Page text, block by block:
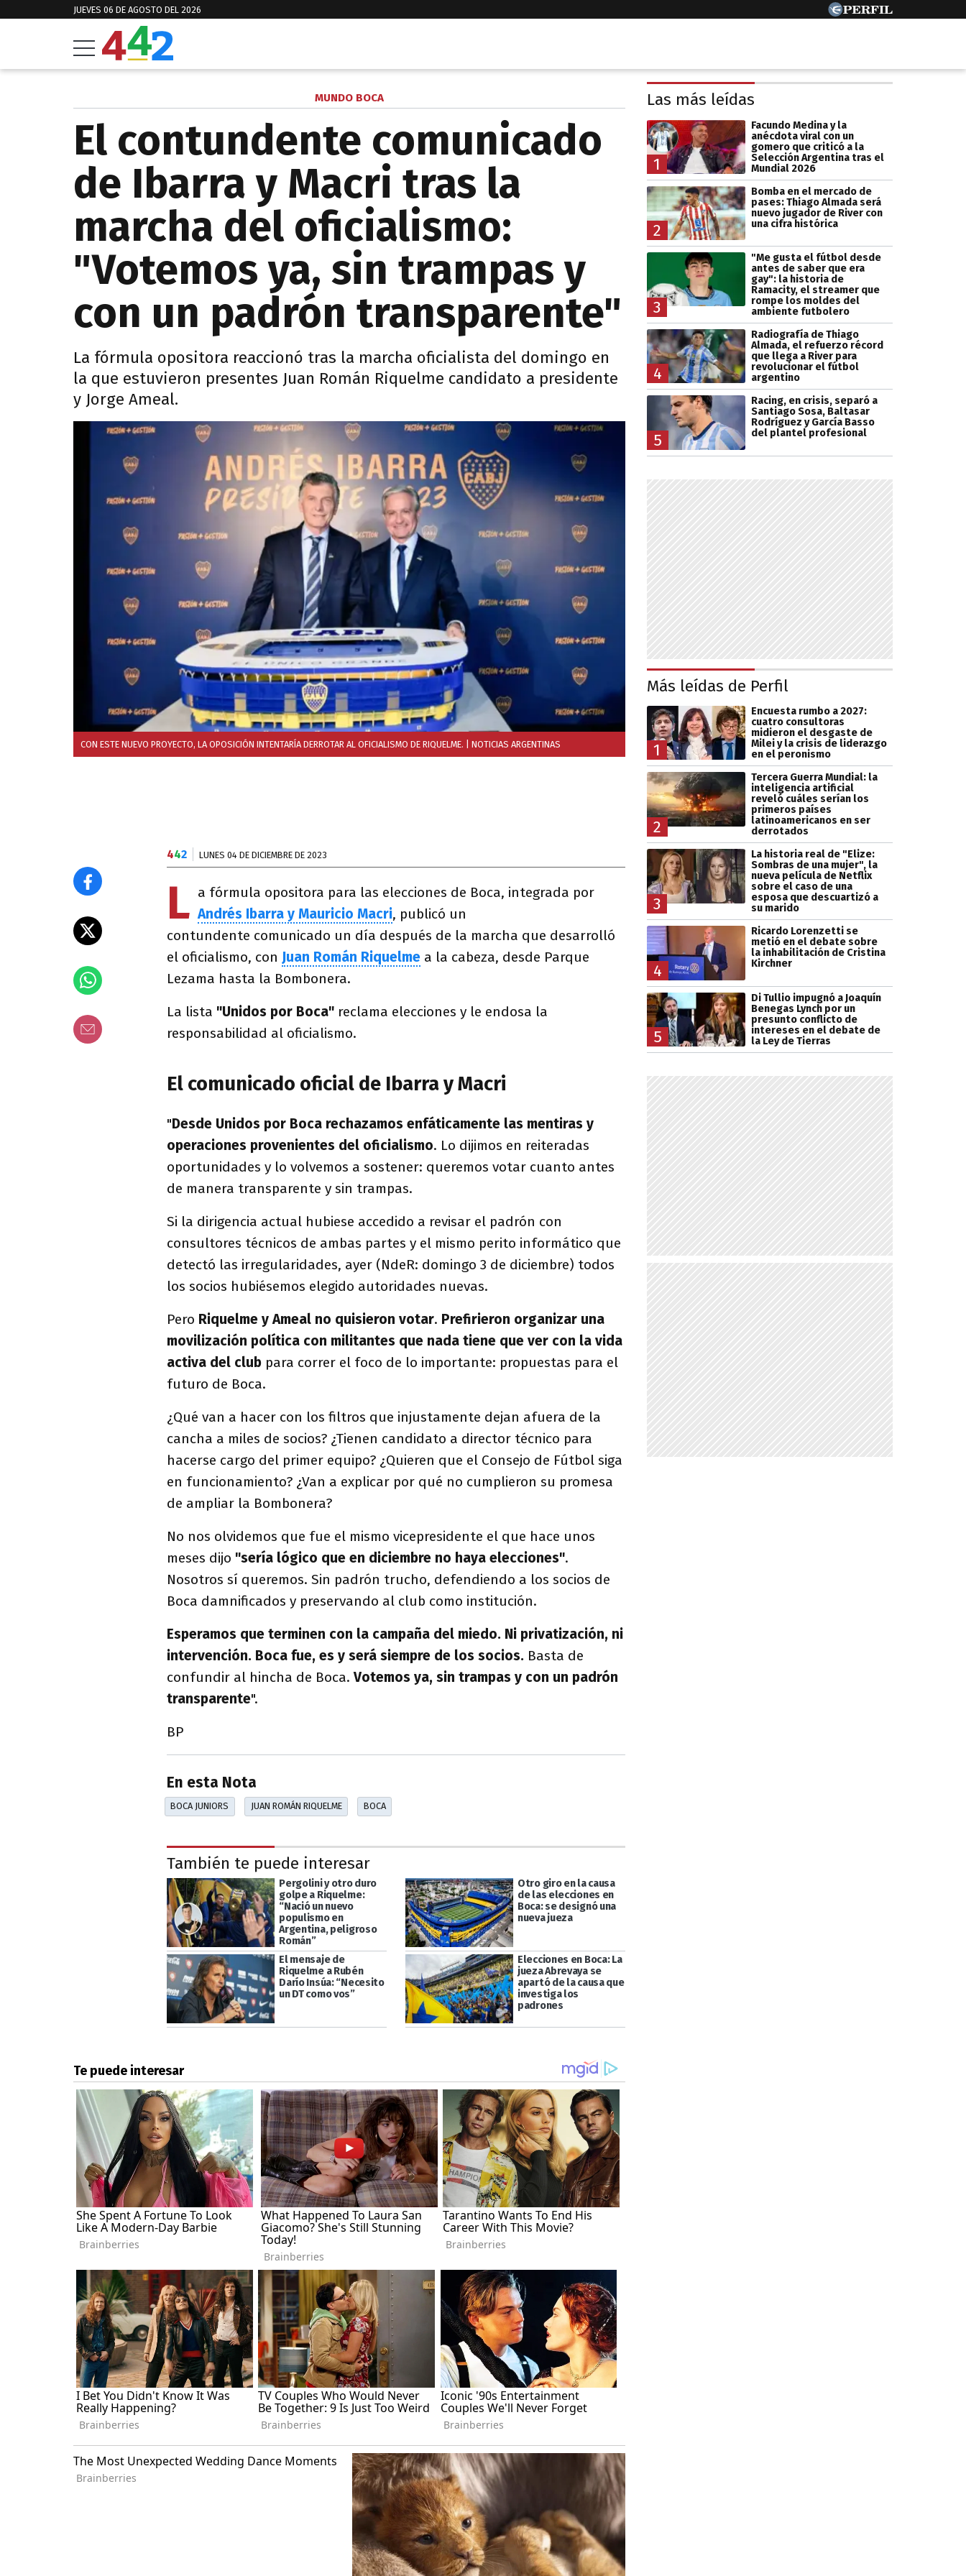
JUEVES 06 DE AGOSTO DEL 2026
MUNDO BOCA
El contundente comunicado
de Ibarra y Macri tras la
marcha del oficialismo:
"Votemos ya, sin trampas y
con un padrón transparente"
La fórmula opositora reaccionó tras la marcha oficialista del domingo en
la que estuvieron presentes Juan Román Riquelme candidato a presidente
y Jorge Ameal.
CON ESTE NUEVO PROYECTO, LA OPOSICIÓN INTENTARÍA DERROTAR AL OFICIALISMO DE RIQUELME. | NOTICIAS ARGENTINAS
442 LUNES 04 DE DICIEMBRE DE 2023
L a fórmula opositora para las elecciones de Boca, integrada por
Andrés Ibarra y Mauricio Macri, publicó un
contundente comunicado un día después de la marcha que desarrolló
el oficialismo, con Juan Román Riquelme a la cabeza, desde Parque
Lezama hasta la Bombonera.
La lista "Unidos por Boca" reclama elecciones y le endosa la
responsabilidad al oficialismo.
El comunicado oficial de Ibarra y Macri
"Desde Unidos por Boca rechazamos enfáticamente las mentiras y
operaciones provenientes del oficialismo. Lo dijimos en reiteradas
oportunidades y lo volvemos a sostener: queremos votar cuanto antes
de manera transparente y sin trampas.
Si la dirigencia actual hubiese accedido a revisar el padrón con
consultores técnicos de ambas partes y el mismo perito informático que
detectó las irregularidades, ayer (NdeR: domingo 3 de diciembre) todos
los socios hubiésemos elegido autoridades nuevas.
Pero Riquelme y Ameal no quisieron votar. Prefirieron organizar una
movilización política con militantes que nada tiene que ver con la vida
activa del club para correr el foco de lo importante: propuestas para el
futuro de Boca.
¿Qué van a hacer con los filtros que injustamente dejan afuera de la
cancha a miles de socios? ¿Tienen candidato a director técnico para
hacerse cargo del primer equipo? ¿Quieren que el Consejo de Fútbol siga
en funcionamiento? ¿Van a explicar por qué no cumplieron su promesa
de ampliar la Bombonera?
No nos olvidemos que fue el mismo vicepresidente el que hace unos
meses dijo "sería lógico que en diciembre no haya elecciones".
Nosotros sí queremos. Sin padrón trucho, defendiendo a los socios de
Boca damnificados y preservando al club como institución.
Esperamos que terminen con la campaña del miedo. Ni privatización, ni
intervención. Boca fue, es y será siempre de los socios. Basta de
confundir al hincha de Boca.Votemos ya, sin trampas y con un padrón
transparente".
BP
En esta Nota
BOCA JUNIORS JUAN ROMÁN RIQUELME BOCA
También te puede interesar
Pergolini y otro duro
golpe a Riquelme:
“Nació un nuevo
populismo en
Argentina, peligroso
Román”
Otro giro en la causa
de las elecciones en
Boca: se designó una
nueva jueza
El mensaje de
Riquelme a Rubén
Darío Insúa: “Necesito
un DT como vos”
Elecciones en Boca: La
jueza Abrevaya se
apartó de la causa que
investiga los
padrones
Las más leídas
1
Facundo Medina y la
anécdota viral con un
gomero que criticó a la
Selección Argentina tras el
Mundial 2026
2
Bomba en el mercado de
pases: Thiago Almada será
nuevo jugador de River con
una cifra histórica
3
"Me gusta el fútbol desde
antes de saber que era
gay": la historia de
Ramacity, el streamer que
rompe los moldes del
ambiente futbolero
4
Radiografía de Thiago
Almada, el refuerzo récord
que llega a River para
revolucionar el fútbol
argentino
5
Racing, en crisis, separó a
Santiago Sosa, Baltasar
Rodríguez y García Basso
del plantel profesional
Más leídas de Perfil
1
Encuesta rumbo a 2027:
cuatro consultoras
midieron el desgaste de
Milei y la crisis de liderazgo
en el peronismo
2
Tercera Guerra Mundial: la
inteligencia artificial
reveló cuáles serían los
primeros países
latinoamericanos en ser
derrotados
3
La historia real de "Elize:
Sombras de una mujer", la
nueva película de Netflix
sobre el caso de una
esposa que descuartizó a
su marido
4
Ricardo Lorenzetti se
metió en el debate sobre
la inhabilitación de Cristina
Kirchner
5
Di Tullio impugnó a Joaquín
Benegas Lynch por un
presunto conflicto de
intereses en el debate de
la Ley de Tierras